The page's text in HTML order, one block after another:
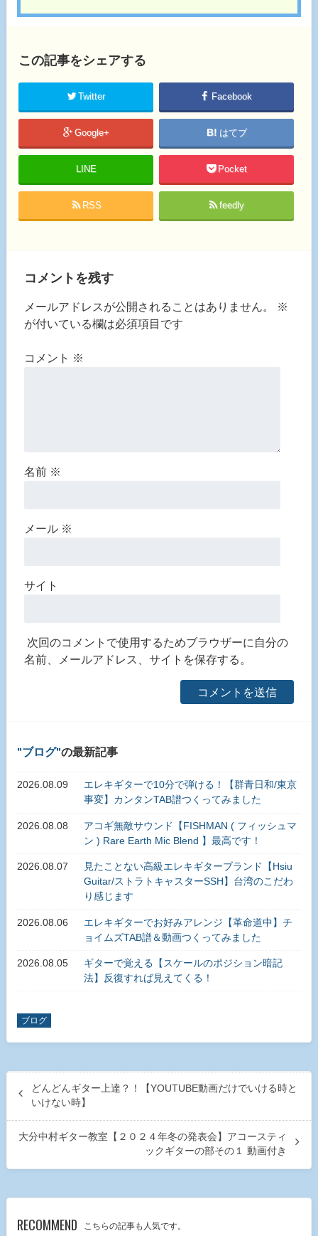
この記事をシェアする
Twitter Facebook
Google+ はてブ
LINE Pocket
RSS feedly
コメントを残す
メールアドレスが公開されることはありません。
※
が付いている欄は必須項目です
コメント ※
名前 ※
メール ※
サイト
次回のコメントで使用するためブラウザーに自分の
名前、メールアドレス、サイトを保存する。
ブログ の最新記事
2026.08.09
エレキギターで10分で弾ける！【群青日和/東京
事変】カンタンTAB譜つくってみました
2026.08.08
アコギ無敵サウンド【FISHMAN ( フィッシュマ
ン ) Rare Earth Mic Blend 】最高です！
2026.08.07
見たことない高級エレキギターブランド【Hsiu
Guitar/ストラトキャスターSSH】台湾のこだわ
り感じます
2026.08.06
エレキギターでお好みアレンジ【革命道中】チ
ョイムズTAB譜＆動画つくってみました
2026.08.05
ギターで覚える【スケールのポジション暗記
法】反復すれば見えてくる！
ブログ
どんどんギター上達？！【YOUTUBE動画だけでいける時と
いけない時】
大分中村ギター教室【２０２４年冬の発表会】アコースティ
ックギターの部その１ 動画付き
RECOMMEND こちらの記事も人気です。